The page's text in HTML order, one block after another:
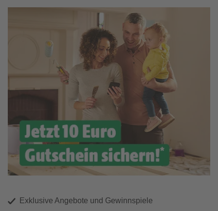
Exklusive Angebote und Gewinnspiele